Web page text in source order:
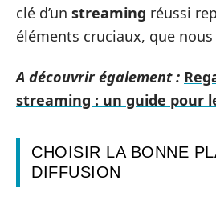
clé d’un streaming réussi
éléments cruciaux, que
A découvrir également :
streaming : un guide pour
CHOISIR LA BONNE
DIFFUSION